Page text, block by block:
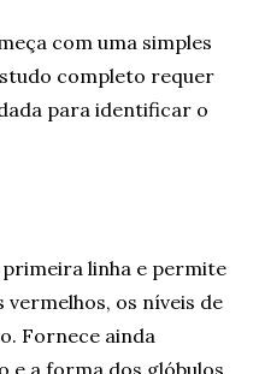
com uma simples
completo requer
para identificar o
primeira linha e permite
os níveis de
Fornece ainda
e a forma dos glóbulos